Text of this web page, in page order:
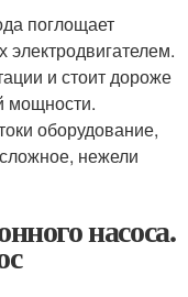
поглощает
и стоит дороже
мощности.
оборудование,
нежели
насоса.